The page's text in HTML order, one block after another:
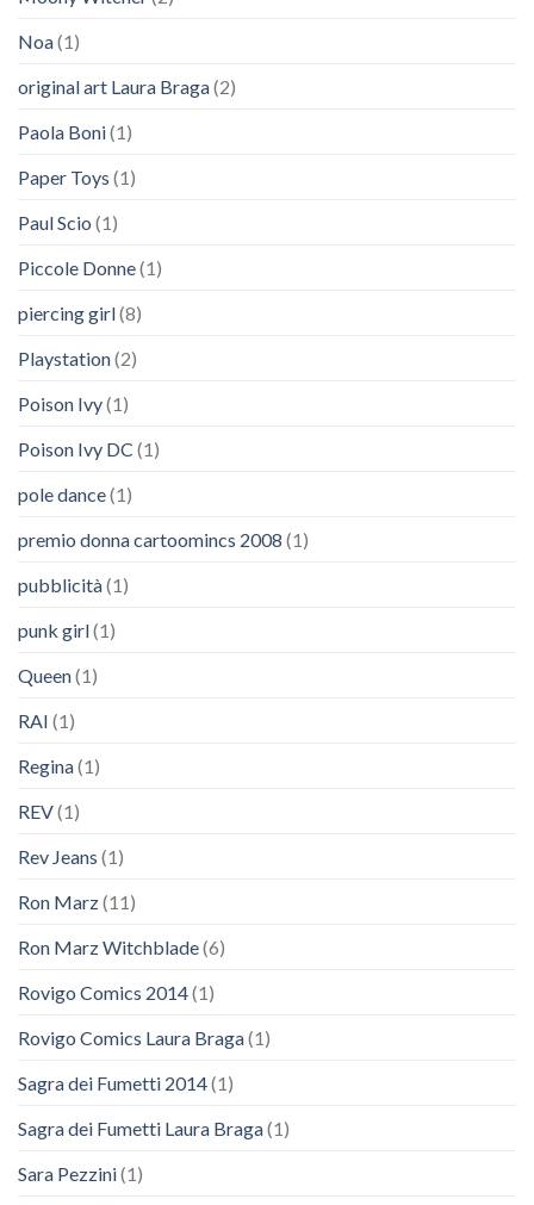
Noa(1)
original art Laura Braga(2)
Paola Boni(1)
Paper Toys (1)
Paul Scio (1)
Piccole Donne(1)
piercing girl(8)
Playstation(2)
Poison Ivy(1)
Poison Ivy DC (1)
pole dance(1)
premio donna cartoomincs 2008 (1)
pubblicità(1)
punk girl(1)
Queen(1)
RAI (1)
Regina(1)
REV(1)
Rev Jeans (1)
Ron Marz(11)
Ron Marz Witchblade(6)
Rovigo Comics 2014(1)
Rovigo Comics Laura Braga(1)
Sagra dei Fumetti 2014(1)
Sagra dei Fumetti Laura Braga(1)
Sara Pezzini(1)